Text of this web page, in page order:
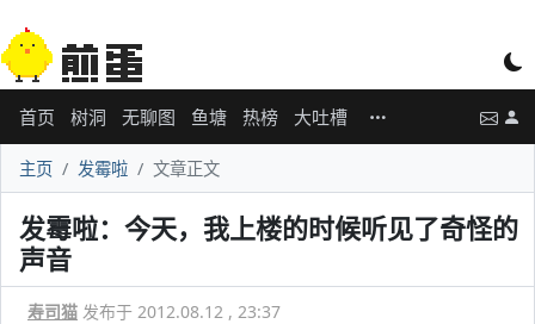
首页 树洞 无聊图 鱼塘 热榜 大吐槽
主页 发霉啦 文章正文
发霉啦：今天，我上楼的时候听见了奇怪的
声音
寿司猫 发布于 2012.08.12 , 23:37